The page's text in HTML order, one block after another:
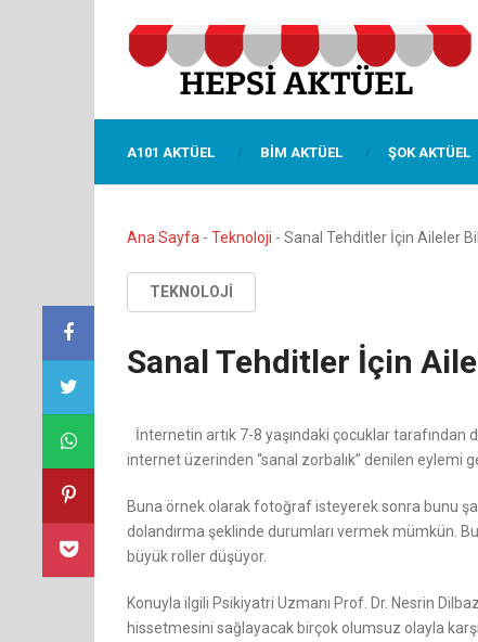
A101 AKTÜEL BIM AKTÜEL ŞOK AKTÜEL
Ana Sayfa - Teknoloji - Sanal Tehditler İçin Aileler
TEKNOLOJI
Sanal Tehditler İçin
İnternetin artık 7-8 yaşındaki çocuklar tarafından
internet üzerinden “sanal zorbalık” denilen eylemi
Buna örnek olarak fotoğraf isteyerek sonra bunu
dolandırma şeklinde durumları vermek mümkün.
büyük roller düşüyor.
Konuyla ilgili Psikiyatri Uzmanı Prof. Dr. Nesrin
hissetmesini sağlayacak birçok olumsuz olayla